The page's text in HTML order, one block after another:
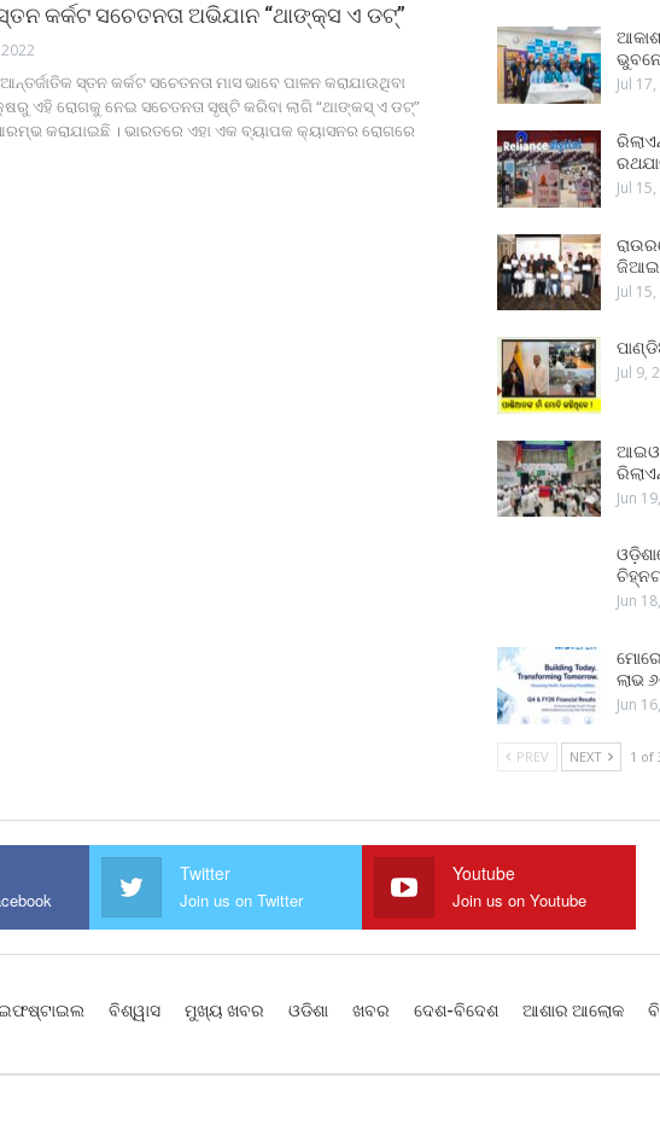
କର୍କଟ ସଚେତନତା ଅଭିଯାନ “ଥାଙ୍କ୍‌ସ ଏ ଡଟ୍‌”
ସ୍ତନ କର୍କଟ ସଚେତନତା ମାସ ଭାବେ ପାଳନ କରାଯାଉଥିବା
ଏହି ରୋଗକୁ ନେଇ ସଚେତନତା ସୃଷ୍ଟି କରିବା ଲାଗି “ଥାଙ୍କସ୍ ଏ ଡଟ୍‌”
କରାଯାଇଛି । ଭାରତରେ ଏହା ଏକ ବ୍ୟାପକ କ୍ୟାସନର ରୋଗରେ
Jul
Jul
Jul
Jul 9,
Jun
Jun
ଲାଭ
Jun
PREV NEXT 1 of
Twitter
Join us on Twitter
Youtube
Join us on Youtube
ବିଶ୍ୱାସ ମୁଖ୍ୟ ଖବର ଓଡିଶା ଖବର ଦେଶ-ବିଦେଶ ଆଶାର ଆଲୋକ